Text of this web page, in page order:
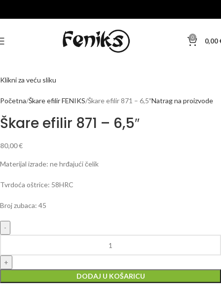
0 0,00
Klikni za veću sliku
Početna Škare efilir FENIKS Škare efilir 871 – 6,5″Natrag na proizvode
Škare efilir 871 – 6,5″
80,00€
Materijal izrade: ne hrđajući čelik
Tvrdoća oštrice: 58HRC
Broj zubaca: 45
DODAJ U KOŠARICU